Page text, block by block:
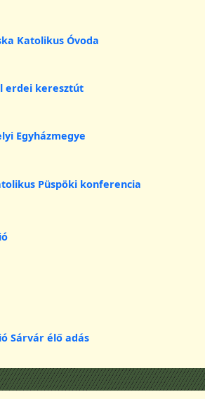
Katolikus Óvoda
erdei keresztút
Egyházmegye
Püspöki konferencia
Sárvár élő adás